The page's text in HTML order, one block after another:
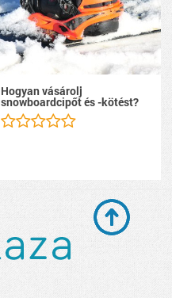
Hogyan vásárolj
snowboardcipőt és -kötést?